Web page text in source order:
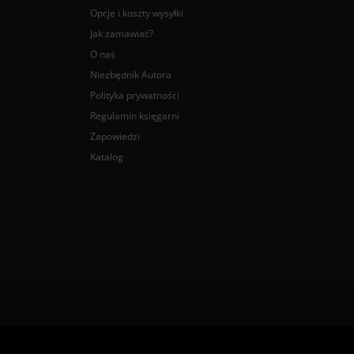
Opcje i koszty wysyłki
Jak zamawiać?
O nas
Niezbędnik Autora
Polityka prywatności
Regulamin księgarni
Zapowiedzi
Katalog